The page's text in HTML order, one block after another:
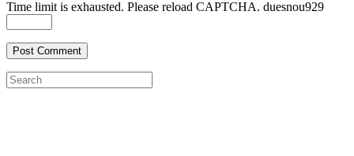
Time limit is exhausted. Please reload CAPTCHA. duesnou929